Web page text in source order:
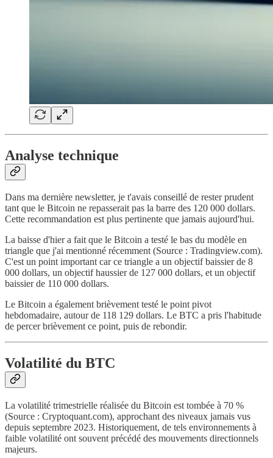
Analyse technique
Dans ma dernière newsletter, je t'avais conseillé de rester prudent
tant que le Bitcoin ne repasserait pas la barre des 120 000 dollars.
Cette recommandation est plus pertinente que jamais aujourd'hui.
La baisse d'hier a fait que le Bitcoin a testé le bas du modèle en
triangle que j'ai mentionné récemment (Source : Tradingview.com).
C'est un point important car ce triangle a un objectif baissier de 8
000 dollars, un objectif haussier de 127 000 dollars, et un objectif
baissier de 110 000 dollars.
Le Bitcoin a également brièvement testé le point pivot
hebdomadaire, autour de 118 129 dollars. Le BTC a pris l'habitude
de percer brièvement ce point, puis de rebondir.
Volatilité du BTC
La volatilité trimestrielle réalisée du Bitcoin est tombée à 70 %
(Source : Cryptoquant.com), approchant des niveaux jamais vus
depuis septembre 2023. Historiquement, de tels environnements à
faible volatilité ont souvent précédé des mouvements directionnels
majeurs.